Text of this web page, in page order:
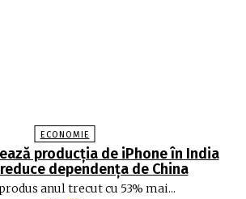
ECONOMIE
producția de iPhone în India
dependența de China
anul trecut cu 53% mai...